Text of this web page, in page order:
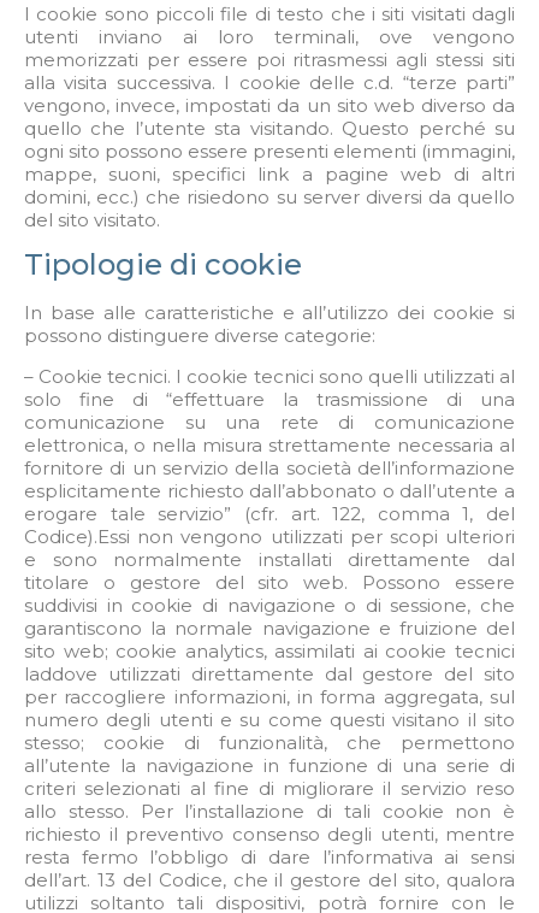
I cookie sono piccoli file di testo che i siti visitati dagli
utenti inviano ai loro terminali, ove vengono
memorizzati per essere poi ritrasmessi agli stessi siti
alla visita successiva. I cookie delle c.d. “terze parti”
vengono, invece, impostati da un sito web diverso da
quello che l’utente sta visitando. Questo perché su
ogni sito possono essere presenti elementi (immagini,
mappe, suoni, specifici link a pagine web di altri
domini, ecc.) che risiedono su server diversi da quello
del sito visitato.
Tipologie di cookie
In base alle caratteristiche e all’utilizzo dei cookie si
possono distinguere diverse categorie:
– Cookie tecnici. I cookie tecnici sono quelli utilizzati al
solo fine di “effettuare la trasmissione di una
comunicazione su una rete di comunicazione
elettronica, o nella misura strettamente necessaria al
fornitore di un servizio della società dell’informazione
esplicitamente richiesto dall’abbonato o dall’utente a
erogare tale servizio” (cfr. art. 122, comma 1, del
Codice).Essi non vengono utilizzati per scopi ulteriori
e sono normalmente installati direttamente dal
titolare o gestore del sito web. Possono essere
suddivisi in cookie di navigazione o di sessione, che
garantiscono la normale navigazione e fruizione del
sito web; cookie analytics, assimilati ai cookie tecnici
laddove utilizzati direttamente dal gestore del sito
per raccogliere informazioni, in forma aggregata, sul
numero degli utenti e su come questi visitano il sito
stesso; cookie di funzionalità, che permettono
all’utente la navigazione in funzione di una serie di
criteri selezionati al fine di migliorare il servizio reso
allo stesso. Per l’installazione di tali cookie non è
richiesto il preventivo consenso degli utenti, mentre
resta fermo l’obbligo di dare l’informativa ai sensi
dell’art. 13 del Codice, che il gestore del sito, qualora
utilizzi soltanto tali dispositivi, potrà fornire con le